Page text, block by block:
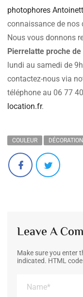
photophores
connaissance de nos
Nous vous donnons
Pierrelatte proche
lundi au samedi de
contactez-nous via
téléphone au 06 77
location.fr.
COULEUR
Leave A
Make sure you enter
indicated. HTML